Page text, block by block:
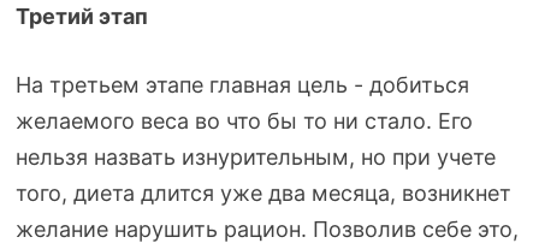
Третий этап
На третьем этапе главная цель - добиться
желаемого веса во что бы то ни стало. Его
нельзя назвать изнурительным, но при учете
того, диета длится уже два месяца, возникнет
желание нарушить рацион. Позволив себе это,